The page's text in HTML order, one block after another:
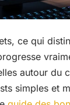
ce qui
autour du
simples et